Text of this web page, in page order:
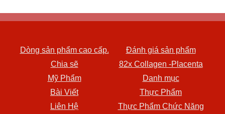
Dòng sản phẩm cao cấp.
Đánh giá sản phẩm
Chia sẽ
82x Collagen -Placenta
Mỹ Phẩm
Danh mục
Bài Viết
Thực Phẩm
Liên Hệ
Thực Phẩm Chức Năng